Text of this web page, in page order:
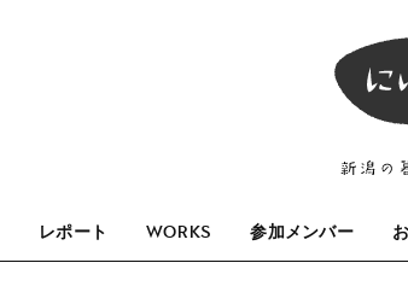
レポート WORKS 参加メンバー